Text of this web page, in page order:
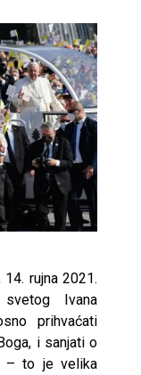
rujna 2021.
Ivana
prihvaćati
i sanjati o
– to je velika